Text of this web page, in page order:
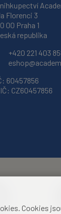
Florenci 3
00 Praha 1
republika
+420 221 403
60457856
CZ60457856
Cookies